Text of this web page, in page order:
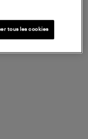
tous les cookies